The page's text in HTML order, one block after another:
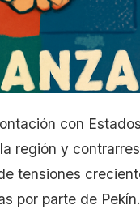
con
región y
tensiones
por parte de Pekín.